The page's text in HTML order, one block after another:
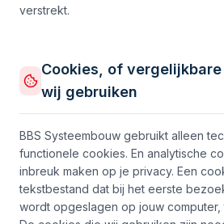
verstrekt.
Cookies, of
wij gebruiken
BBS Systeembouw gebruikt alleen
functionele cookies. En analytische
inbreuk maken op je privacy. Een
tekstbestand dat bij het eerste
wordt opgeslagen op jouw computer,